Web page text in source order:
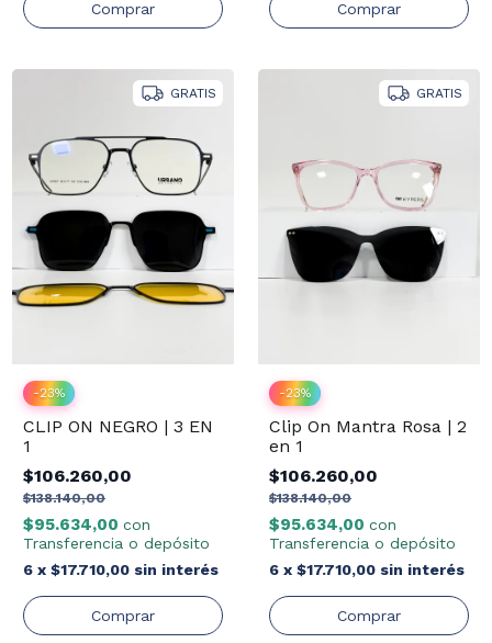
GRATIS
-23%
CLIP ON NEGRO | 3 EN
1
$106.260,00
$138.140,00
$95.634,00 con
Transferencia o depósito
6 x $17.710,00 sin interés
GRATIS
-23%
Clip On Mantra Rosa | 2
en 1
$106.260,00
$138.140,00
$95.634,00 con
Transferencia o depósito
6 x $17.710,00 sin interés